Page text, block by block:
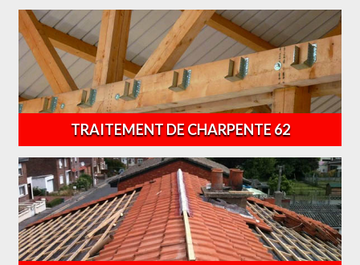
TRAITEMENT DE CHARPENTE 62